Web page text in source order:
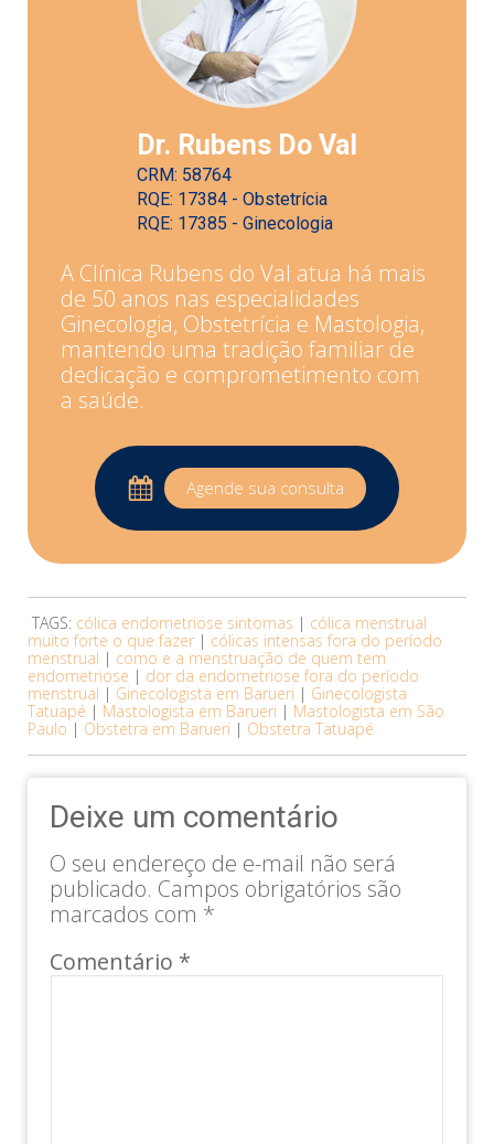
Dr. Rubens Do Val
CRM: 58764
RQE: 17384 - Obstetrícia
RQE: 17385 - Ginecologia
A Clínica Rubens do Val atua há mais
de 50 anos nas especialidades
Ginecologia, Obstetrícia e Mastologia,
mantendo uma tradição familiar de
dedicação e comprometimento com
a saúde.
Agende sua consulta
TAGS: cólica endometriose sintomas | cólica menstrual
muito forte o que fazer | cólicas intensas fora do período
menstrual | como e a menstruação de quem tem
endometriose | dor da endometriose fora do período
menstrual | Ginecologista em Barueri | Ginecologista
Tatuapé | Mastologista em Barueri | Mastologista em São
Paulo | Obstetra em Barueri | Obstetra Tatuapé
Deixe um comentário
O seu endereço de e-mail não será
publicado. Campos obrigatórios são
marcados com *
Comentário *